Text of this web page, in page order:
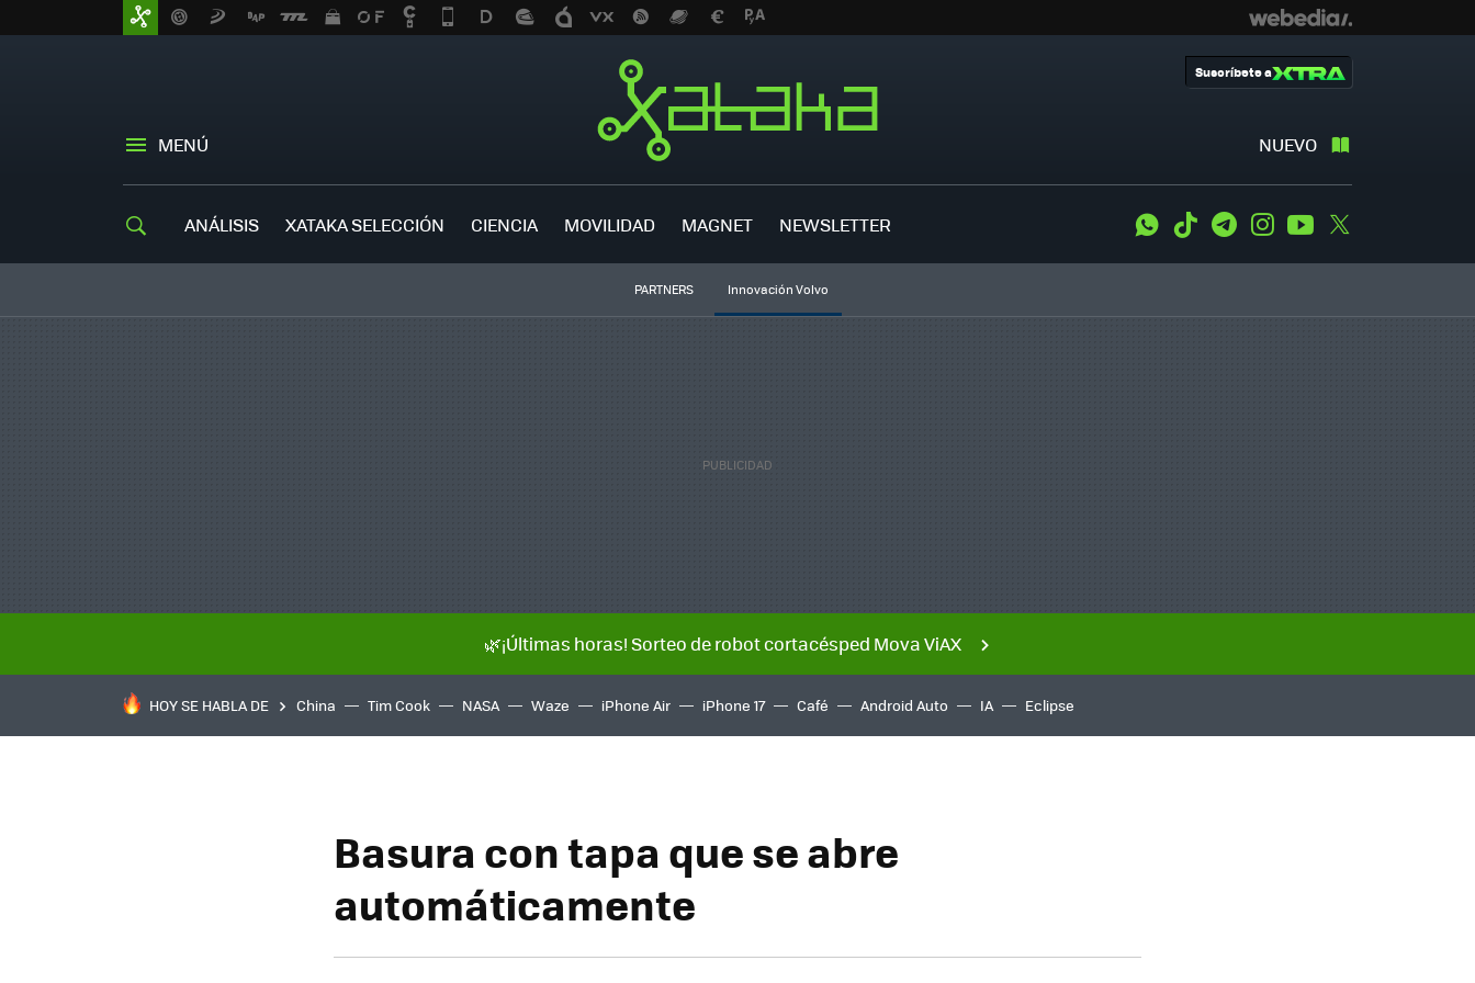
MENÚ NUEVO
Suscríbete a
ANÁLISIS XATAKA SELECCIÓN CIENCIA MOVILIDAD MAGNET NEWSLETTER WhatsApp
Tiktok TelegramInstagramYoutube
PARTNERS Innovación Volvo
🌿¡Últimas horas! Sorteo de robot cortacésped Mova ViAX
HOY SE HABLA DE China Tim Cook NASA Waze iPhone Air iPhone 17 Café Android Auto IA Eclipse
Basura con tapa que se abre
automáticamente